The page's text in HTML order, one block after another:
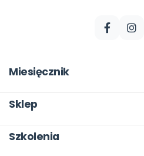
Miesięcznik
Scenariusze i artykuły
Sklep
Szkolenia